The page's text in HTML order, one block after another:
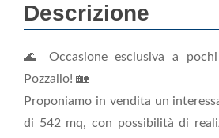
Descrizione
🌊 Occasione esclusiva a
Pozzallo! 🏡
Proponiamo in vendita un
di 542 mq, con possibilità di